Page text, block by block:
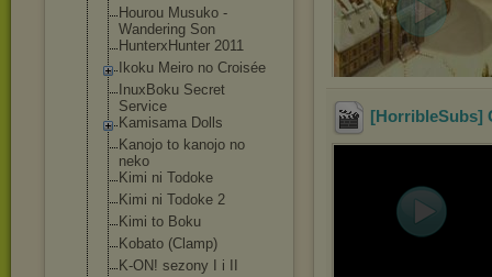
Hourou Musuko -
Wandering Son
HunterxHunter 2011
Ikoku Meiro no Croisée
InuxBoku Secret
Service
Kamisama Dolls
Kanojo to kanojo no
neko
Kimi ni Todoke
Kimi ni Todoke 2
Kimi to Boku
Kobato (Clamp)
K-ON! sezony I i II
[HorribleSubs]